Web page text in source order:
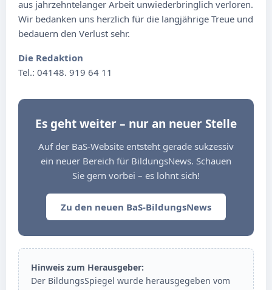
aus jahrzehntelanger Arbeit unwiederbringlich verloren.
Wir bedanken uns herzlich für die langjährige Treue und
bedauern den Verlust sehr.
Die Redaktion
Tel.: 04148. 919 64 11
Es geht weiter – nur an neuer Stelle
Auf der BaS-Website entsteht gerade sukzessiv
ein neuer Bereich für BildungsNews. Schauen
Sie gern vorbei – es lohnt sich!
Zu den neuen BaS-BildungsNews
Hinweis zum Herausgeber:
Der BildungsSpiegel wurde herausgegeben vom